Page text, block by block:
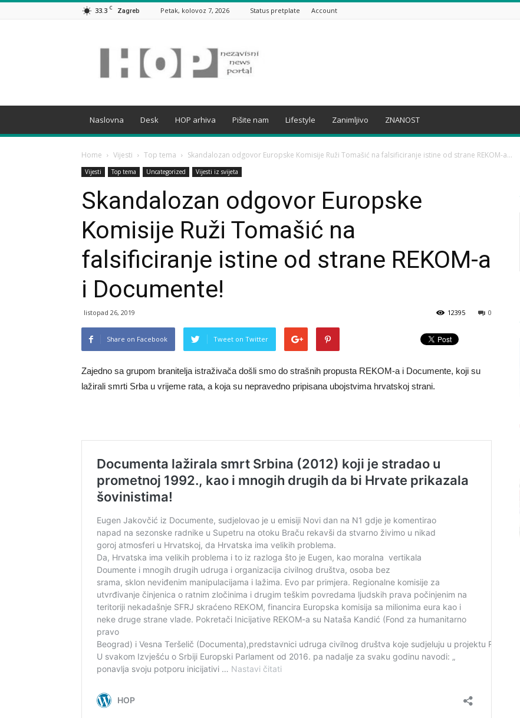
33.3 C Zagreb Petak, kolovoz 7, 2026 Status pretplate Account
Naslovna Desk HOP arhiva Pišite nam Lifestyle Zanimljivo ZNANOST
Home Vijesti Top tema Skandalozan odgovor Europske Komisije Ruži Tomašić na falsificiranje istine od strane REKOM-a...
Vijesti Top tema Uncategorized Vijesti iz svijeta
Skandalozan odgovor Europske
Komisije Ruži Tomašić na
falsificiranje istine od strane REKOM-a
i Documente!
listopad 26, 2019 0
12395
Share on Facebook Tweet on Twitter
Zajedno sa grupom branitelja istraživača došli smo do strašnih propusta REKOM-a i Documente, koji su
lažirali smrti Srba u vrijeme rata, a koja su nepravedno pripisana ubojstvima hrvatskoj strani.